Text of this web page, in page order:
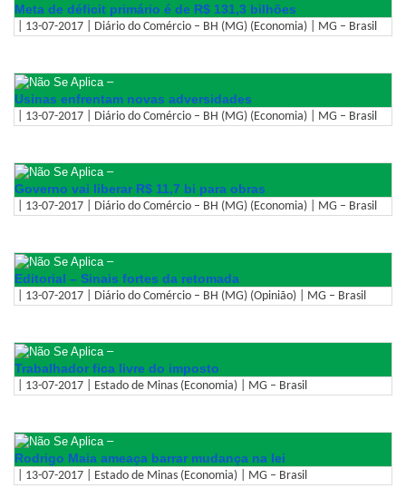
Meta de déficit primário é de R$ 131,3 bilhões
| 13-07-2017 | Diário do Comércio – BH (MG) (Economia) | MG – Brasil
–
Usinas enfrentam novas adversidades
| 13-07-2017 | Diário do Comércio – BH (MG) (Economia) | MG – Brasil
–
Governo vai liberar R$ 11,7 bi para obras
| 13-07-2017 | Diário do Comércio – BH (MG) (Economia) | MG – Brasil
–
Editorial – Sinais fortes da retomada
| 13-07-2017 | Diário do Comércio – BH (MG) (Opinião) | MG – Brasil
–
Trabalhador fica livre do imposto
| 13-07-2017 | Estado de Minas (Economia) | MG – Brasil
–
Rodrigo Maia ameaça barrar mudança na lei
| 13-07-2017 | Estado de Minas (Economia) | MG – Brasil